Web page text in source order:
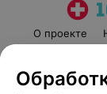
О проекте